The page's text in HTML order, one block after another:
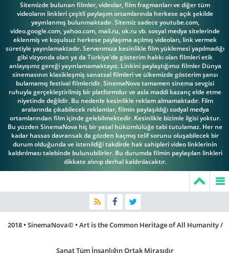
Sitemizde bulunan filmler, videolar, film fragmanları ve diğer tüm
videoların linkleri çeşitli paylaşım ortamlarında herkese açık şekilde
yayınlanmış bulunmaktadır. Sitemiz sadece youtube.com,
video.google.com, yahoo.com, mail.ru, ok.ru vb. sosyal medya sitelerinde
eklenmiş ve koşulsuz herkese paylaşıma açılmış videoları, link vermek
süretiyle yayınlamaktadır. Serverımıza kesinlikle film yüklemesi yapılmadığı
gibi vizyonda olan ya da Türkiye'de gösterim hakkı olan filmleri etik
anlayışımz gereği yayınlamamaktayız. Linkini paylaştığımız filmler Dünya
sinemasının klasikleşmiş sanatsal filmleri ve ülkemizde gösterim şansı
bulamamış festival filmleridir. SinemaNova tamamen sinema sevgisi
ruhuyla gerçekleştirilmiş bir platformdur ve asla maddi kazanç elde etme
niyetinde değildir. Bu nedenle kesinlikle reklam almamaktadır. Film
aralarında çıkabilecek reklamlar, filmin paylaşıldığı sodyal medya
ortamlarından film içinde gelebilmektedir. Kesinlikle bizimle ilgisi yoktur.
Bu yüzden SinemaNova hiç bir yasal hükümlülüğe tabi tutulamaz. Her ne
kadar hassas davransak da gözden kaçmış telif sorunu oluşabilecek bir
durum olduğunda ve istenildiği takdirde hak sahipleri video linklerinin
kaldırılması talebinde bulunubilirler. Bu durumda filmin paylaşılan linkleri
dikkate alınıp derhal kaldırılacaktır.
2018 • SinemaNova© • Art is the Common Heritage of All Humanity /
Sanat Tüm İnsanlığın Ortak Mirasıdır